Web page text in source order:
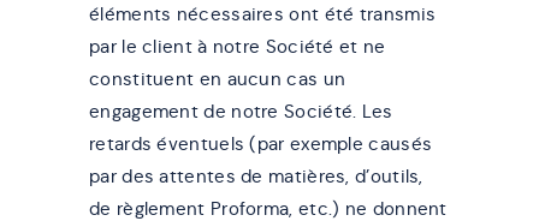
éléments nécessaires ont été transmis
par le client à notre Société et ne
constituent en aucun cas un
engagement de notre Société. Les
retards éventuels (par exemple causés
par des attentes de matières, d’outils,
de règlement Proforma, etc.) ne donnent